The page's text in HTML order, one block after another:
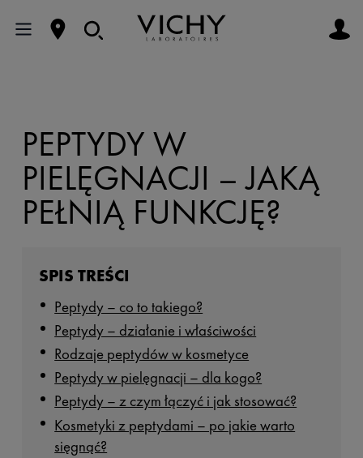
PEPTYDY W
PIELĘGNACJI – JAKĄ
PEŁNIĄ FUNKCJĘ?
SPIS TREŚCI
Peptydy – co to takiego?
Peptydy – działanie i właściwości
Rodzaje peptydów w kosmetyce
Peptydy w pielęgnacji – dla kogo?
Peptydy – z czym łączyć i jak stosować?
Kosmetyki z peptydami – po jakie warto
sięgnąć?